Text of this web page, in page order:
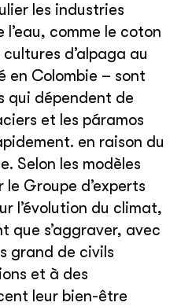
les industries
comme le coton
d’alpaga au
en Colombie – sont
qui dépendent de
et les páramos
en raison du
Selon les modèles
Groupe d’experts
l’évolution du climat,
que s’aggraver, avec
grand de civils
et à des
leur bien-être